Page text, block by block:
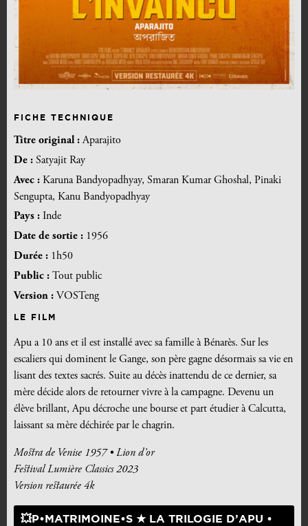
FICHE TECHNIQUE
Titre original :Aparajito
De : Satyajit Ray
Avec : Karuna Bandyopadhyay, Smaran Kumar Ghoshal, Pinaki
Sengupta, Kanu Bandyopadhyay
Pays : Inde
Date de sortie : 1956
Durée : 1h50
Public : Tout public
Version : VOSTeng
LE FILM
Apu a 10 ans et il est installé avec sa famille à Bénarès. Sur les
escaliers qui dominent le Gange, son père gagne désormais savie en
lisant des textes sacrés. Suite au décès inattendu de ce dernier, sa
mère décide alors de retourner vivre à la campagne. Devenu un
élève brillant, Apu décroche une bourse et part étudier à Calcutta,
laissant sa mère déchirée par le chagrin.
Mostra de Venise 1957 • Lion d’or
Festival Lumière Classics 2023
Version restaurée 4k
💥P•MATRIMOINE•S ★ LA TRILOGIE D’APU •